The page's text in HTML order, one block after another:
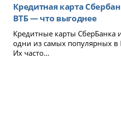
Кредитная карта
ВТБ — что выгоднее
Кредитные карты СберБанка и ВТБ —
одни из самых популярных в
Их часто...